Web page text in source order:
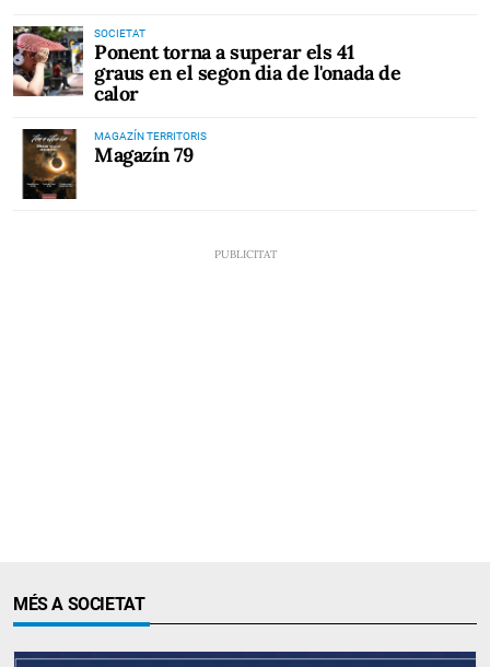
SOCIETAT
Ponent torna a superar els 41
graus en el segon dia de l'onada de
calor
MAGAZÍN TERRITORIS
Magazín 79
MÉS A SOCIETAT